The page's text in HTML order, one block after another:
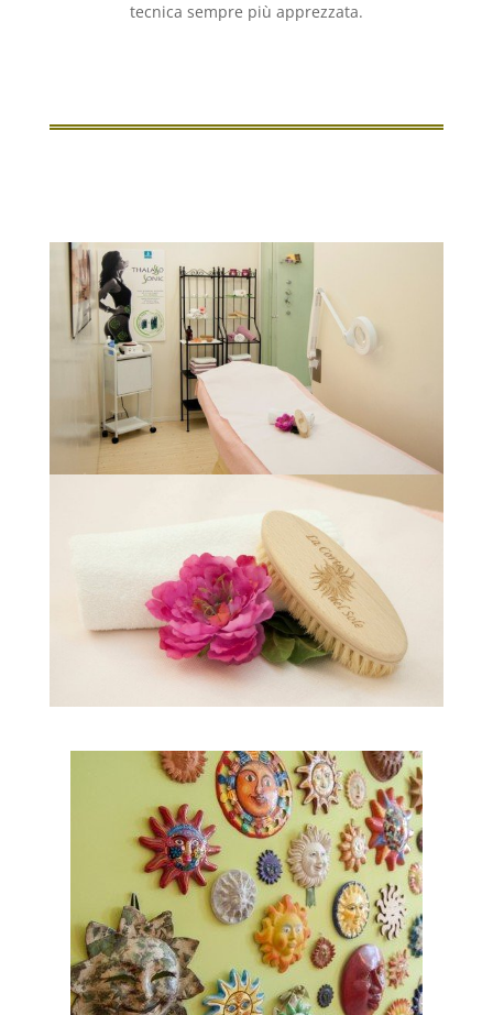
tecnica sempre più apprezzata.